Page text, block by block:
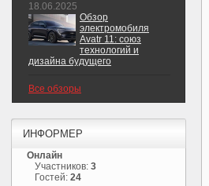
18.06.2025
Обзор
электромобиля
Avatr 11: союз
технологий и
дизайна будущего
Все обзоры
ИНФОРМЕР
Онлайн
Участников: 3
Гостей: 24